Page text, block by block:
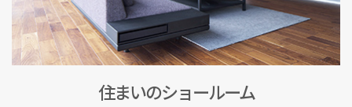
住まいのショールーム